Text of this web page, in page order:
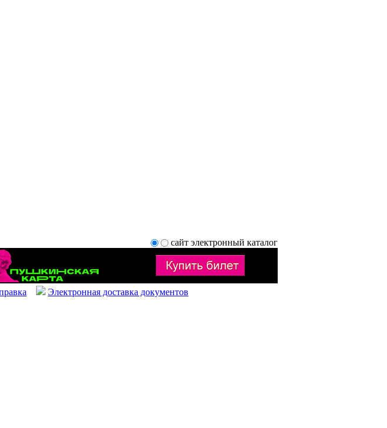
сайт электронный каталог
Электронная доставка документов